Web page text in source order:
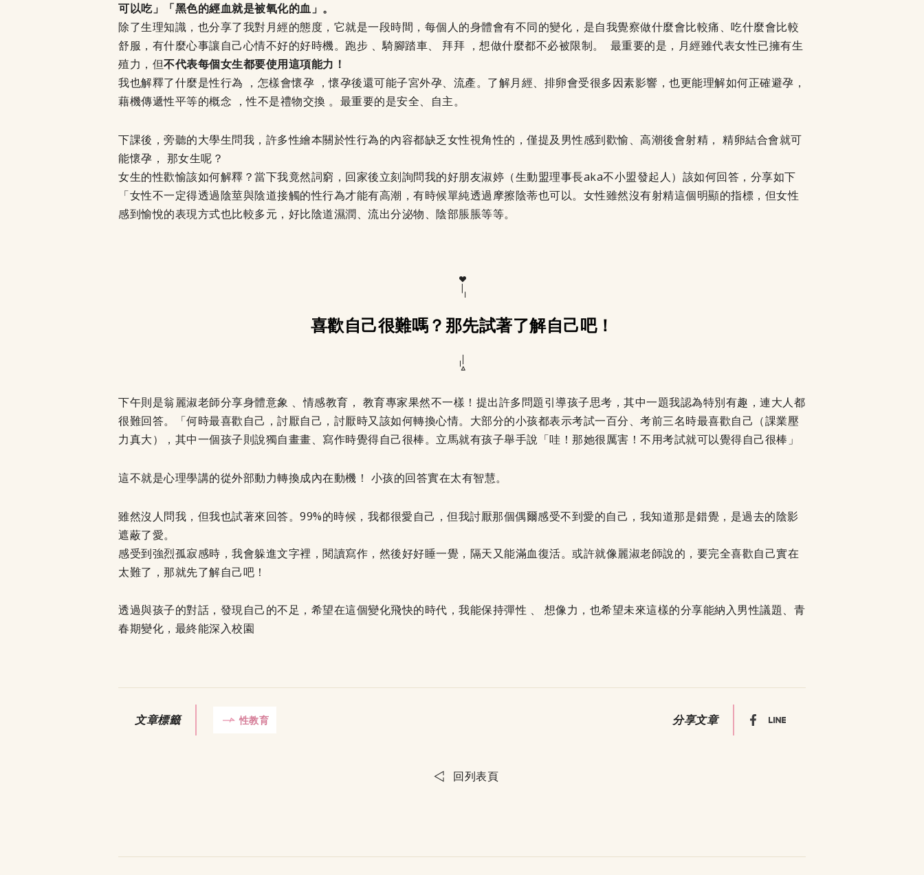
可以吃」「黑色的經血就是被氧化的血」。
除了生理知識，也分享了我對月經的態度，它就是一段時間，每個人的身體會有不同的變化，是自我覺察做什麼會比較痛、吃什麼會比較
舒服，有什麼心事讓自己心情不好的好時機。跑步 、騎腳踏車、 拜拜 ，想做什麼都不必被限制。 最重要的是，月經雖代表女性已擁有生
殖力，但不代表每個女生都要使用這項能力！
我也解釋了什麼是性行為 ，怎樣會懷孕 ，懷孕後還可能子宮外孕、流產。了解月經、排卵會受很多因素影響，也更能理解如何正確避孕，
藉機傳遞性平等的概念 ，性不是禮物交換 。最重要的是安全、自主。
下課後，旁聽的大學生問我，許多性繪本關於性行為的內容都缺乏女性視角性的，僅提及男性感到歡愉、高潮後會射精， 精卵結合會就可
能懷孕， 那女生呢？
女生的性歡愉該如何解釋？當下我竟然詞窮，回家後立刻詢問我的好朋友淑婷（生動盟理事長aka不小盟發起人）該如何回答，分享如下
「女性不一定得透過陰莖與陰道接觸的性行為才能有高潮，有時候單純透過摩擦陰蒂也可以。女性雖然沒有射精這個明顯的指標，但女性
感到愉悅的表現方式也比較多元，好比陰道濕潤、流出分泌物、陰部脹脹等等。
喜歡自己很難嗎？那先試著了解自己吧！
下午則是翁麗淑老師分享身體意象 、情感教育， 教育專家果然不一樣！提出許多問題引導孩子思考，其中一題我認為特別有趣，連大人都
很難回答。「何時最喜歡自己，討厭自己，討厭時又該如何轉換心情。大部分的小孩都表示考試一百分、考前三名時最喜歡自己（課業壓
力真大），其中一個孩子則說獨自畫畫、寫作時覺得自己很棒。立馬就有孩子舉手說「哇！那她很厲害！不用考試就可以覺得自己很棒」
這不就是心理學講的從外部動力轉換成內在動機！ 小孩的回答實在太有智慧。
雖然沒人問我，但我也試著來回答。99%的時候，我都很愛自己，但我討厭那個偶爾感受不到愛的自己，我知道那是錯覺，是過去的陰影
遮蔽了愛。
感受到強烈孤寂感時，我會躲進文字裡，閱讀寫作，然後好好睡一覺，隔天又能滿血復活。或許就像麗淑老師說的，要完全喜歡自己實在
太難了，那就先了解自己吧！
透過與孩子的對話，發現自己的不足，希望在這個變化飛快的時代，我能保持彈性 、 想像力，也希望未來這樣的分享能納入男性議題、青
春期變化，最終能深入校園
文章標籤 性教育 分享文章
回列表頁